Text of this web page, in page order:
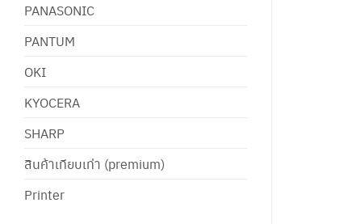
PANASONIC
PANTUM
OKI
KYOCERA
SHARP
สินค้าเทียบเท่า (premium)
Printer